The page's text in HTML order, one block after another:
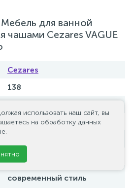
для ванной
чашами Cezares VAGUE
Cezares
138
55
механизм доводчика
современный стиль
использовать наш сайт, вы
на обработку данных